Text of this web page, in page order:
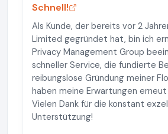
Schnell!
Als Kunde, der bereits vor 2
Limited gegründet hat, bin ich
Privacy Management Group
schneller Service, die fundierte
reibungslose Gründung meiner
haben meine Erwartungen
Vielen Dank für die konstant
Unterstützung!